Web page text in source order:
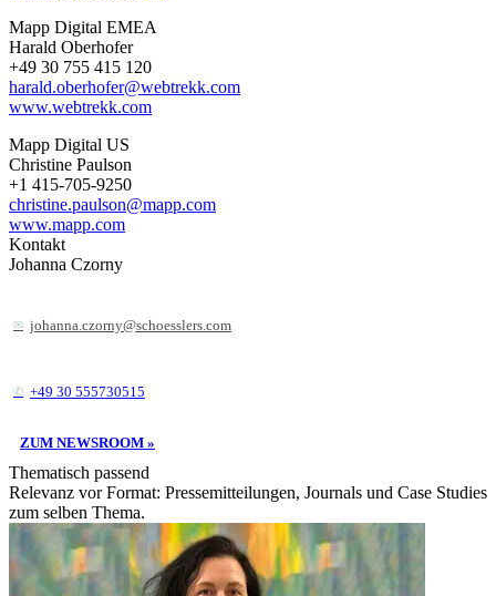
Mapp Digital EMEA
Harald Oberhofer
+49 30 755 415 120
harald.oberhofer@webtrekk.com
www.webtrekk.com
Mapp Digital US
Christine Paulson
+1 415-705-9250
christine.paulson@mapp.com
www.mapp.com
Kontakt
Johanna Czorny
johanna.czorny@schoesslers.com
+49 30 555730515
ZUM NEWSROOM »
Thematisch passend
Relevanz vor Format: Pressemitteilungen, Journals und Case Studies
zum selben Thema.